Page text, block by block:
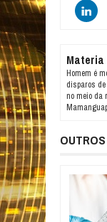
Materia
Homem é
disparos
no meio da